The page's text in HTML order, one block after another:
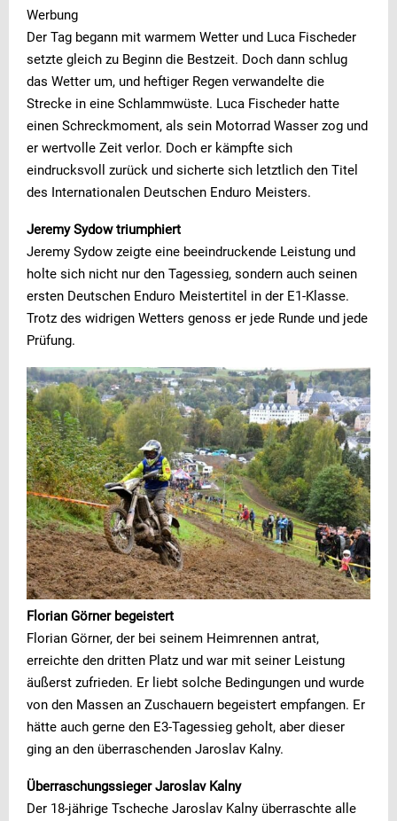
Werbung
Der Tag begann mit warmem Wetter und Luca Fischeder
setzte gleich zu Beginn die Bestzeit. Doch dann schlug
das Wetter um, und heftiger Regen verwandelte die
Strecke in eine Schlammwüste. Luca Fischeder hatte
einen Schreckmoment, als sein Motorrad Wasser zog und
er wertvolle Zeit verlor. Doch er kämpfte sich
eindrucksvoll zurück und sicherte sich letztlich den Titel
des Internationalen Deutschen Enduro Meisters.
Jeremy Sydow triumphiert
Jeremy Sydow zeigte eine beeindruckende Leistung und
holte sich nicht nur den Tagessieg, sondern auch seinen
ersten Deutschen Enduro Meistertitel in der E1-Klasse.
Trotz des widrigen Wetters genoss er jede Runde und jede
Prüfung.
Florian Görner begeistert
Florian Görner, der bei seinem Heimrennen antrat,
erreichte den dritten Platz und war mit seiner Leistung
äußerst zufrieden. Er liebt solche Bedingungen und wurde
von den Massen an Zuschauern begeistert empfangen. Er
hätte auch gerne den E3-Tagessieg geholt, aber dieser
ging an den überraschenden Jaroslav Kalny.
Überraschungssieger Jaroslav Kalny
Der 18-jährige Tscheche Jaroslav Kalny überraschte alle